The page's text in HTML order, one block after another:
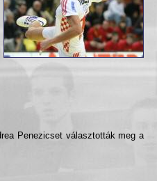
Penezicset választották meg a